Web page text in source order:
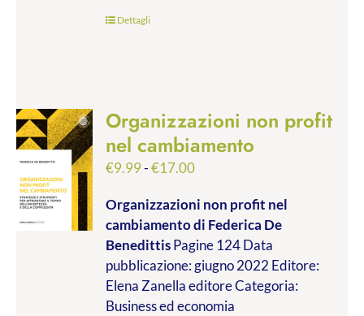
Dettagli
Organizzazioni non profit
nel cambiamento
€9.99-€17.00Fascia
prezzo:
da
€9.99
a
€17.00
Organizzazioni non profit nel
cambiamentodi Federica De
BenedittisPagine 124 Data
pubblicazione: giugno 2022 Editore:
Elena Zanella editore Categoria:
Business ed economia